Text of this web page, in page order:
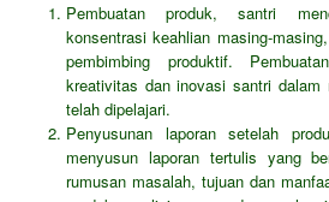
Pembuatan produk, santri
konsentrasi keahlian masing-
pembimbing produktif.
kreativitas dan inovasi santri dalam
telah dipelajari.
Penyusunan laporan setelah
menyusun laporan tertulis yang
rumusan masalah, tujuan dan